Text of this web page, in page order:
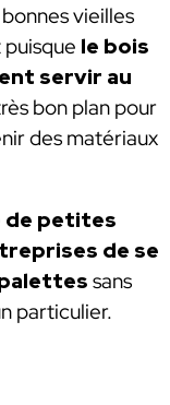
vieilles
puisque le bois
servir au
bon plan pour
des matériaux
de petites
de se
sans
particulier.